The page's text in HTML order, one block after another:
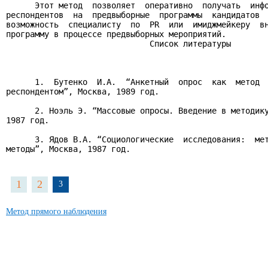
Этот метод  позволяет  оперативно  получать
респондентов  на  предвыборные  программы
возможность  специалисту  по  PR  или  имиджмейкеру
программу в процессе предвыборных мероприятий.
                              Список литературы
1.  Бутенко  И.А.  “Анкетный  опрос  как  метод
респондентом”, Москва, 1989 год.
2. Ноэль Э. “Массовые опросы. Введение в
1987 год.
3. Ядов В.А. “Социологические  исследования:
методы”, Москва, 1987 год.
1 2 3
Метод прямого наблюдения